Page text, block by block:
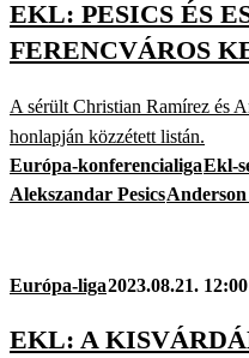
EKL: PESICS ÉS
FERENCVÁROS
A sérült Christian Ramírez és
honlapján közzétett listán.
Európa-konferencialigaEkl-
Alekszandar Pesics
Európa-liga2023.08.21. 12:00
EKL: A